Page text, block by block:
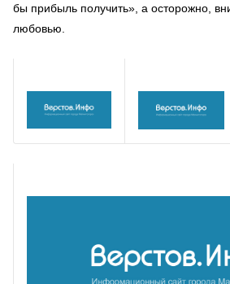
бы прибыль получить», а осторожно,
любовью.